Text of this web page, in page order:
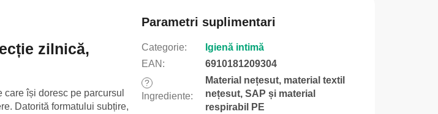
zilnică,
își doresc pe parcursul
Datorită formatului subțire,
Parametri suplimentari
Categorie:
Igienă intimă
EAN : 6910181209304
?
Ingrediente:
Material nețesut, material textil
nețesut, SAP și material
respirabil PE